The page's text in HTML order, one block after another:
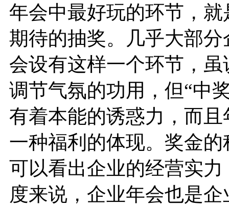
年会中最好玩的环节，
期待的抽奖。几乎大部
会设有这样一个环节，
调节气氛的功用，但“中
有着本能的诱惑力，而
一种福利的体现。奖金
可以看出企业的经营实
度来说，企业年会也是企